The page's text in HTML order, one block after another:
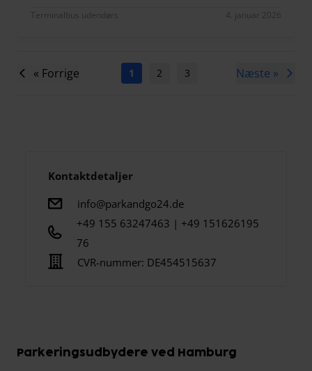
Terminalbus udendørs 4. januar 2026
« Forrige 1 2 3 5 6
Næste »
Kontaktdetaljer
info@parkandgo24.de
+49 155 63247463 | +49 151626195
76
CVR-nummer: DE454515637
Parkeringsudbydere ved Hamburg